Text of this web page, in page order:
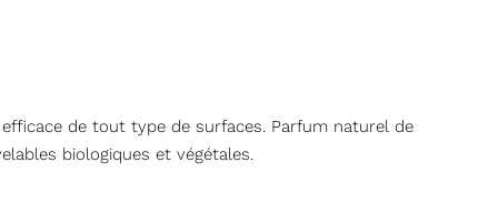
de tout type de surfaces. Parfum naturel de
biologiques et végétales.